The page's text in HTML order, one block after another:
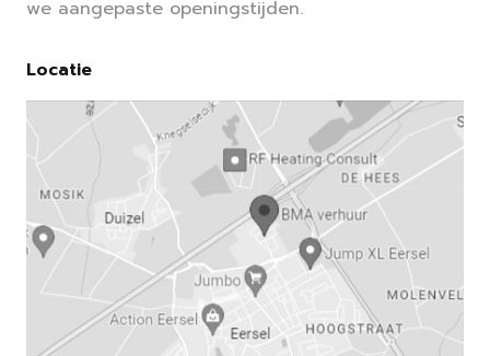
we aangepaste openingstijden.
Locatie